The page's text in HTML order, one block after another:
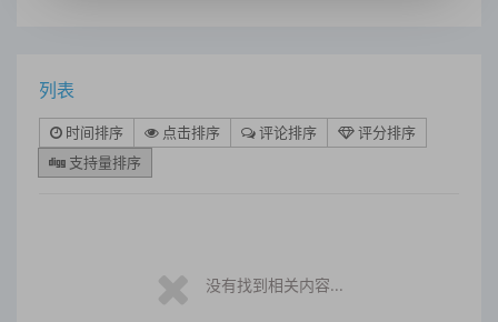
列表
时间排序 点击排序 评论排序
评分排序
支持量排序
没有找到相关内容...